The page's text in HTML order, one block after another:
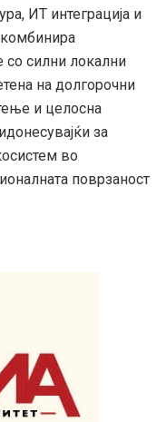
ИТ интеграција и
комбинира
силни локални
на долгорочни
и целосна
за
во
поврзаност